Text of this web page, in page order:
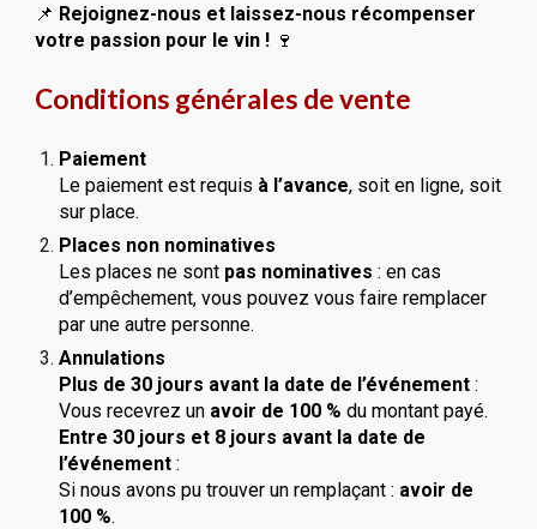
📌 Rejoignez-nous et laissez-nous récompenser
votre passion pour le vin ! 🍷
Conditions générales de vente
Paiement
Le paiement est requis à l’avance, soit en ligne, soit
sur place.
Places non nominatives
Les places ne sont pas nominatives : en cas
d’empêchement, vous pouvez vous faire remplacer
par une autre personne.
Annulations
Plus de 30 jours avant la date de l’événement :
Vous recevrez un avoir de 100 % du montant payé.
Entre 30 jours et 8 jours avant la date de
l’événement :
Si nous avons pu trouver un remplaçant : avoir de
100 %.